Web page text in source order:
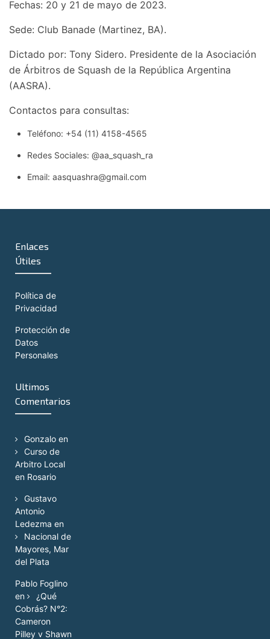
Fechas: 20 y 21 de mayo de 2023.
Sede: Club Banade (Martinez, BA).
Dictado por: Tony Sidero. Presidente de la Asociación
de Árbitros de Squash de la República Argentina
(AASRA).
Contactos para consultas:
Teléfono: +54 (11) 4158-4565
Redes Sociales: @aa_squash_ra
Email: aasquashra@gmail.com
Enlaces
Útiles
Política de
Privacidad
Protección de
Datos
Personales
Ultimos
Comentarios
Gonzalo en
Curso de
Arbitro Local
en Rosario
Gustavo
Antonio
Ledezma en
Nacional de
Mayores, Mar
del Plata
Pablo Foglino
en
¿Qué
Cobrás? N°2:
Cameron
Pilley v Shawn